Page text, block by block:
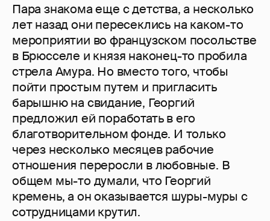
Пара знакома еще с детства, а несколько
лет назад они пересеклись на каком-то
мероприятии во французском посольстве
в Брюсселе и князя наконец-то пробила
стрела Амура. Но вместо того, чтобы
пойти простым путем и пригласить
барышню на свидание, Георгий
предложил ей поработать в его
благотворительном фонде. И только
через несколько месяцев рабочие
отношения переросли в любовные. В
общем мы-то думали, что Георгий
кремень, а он оказывается шуры-муры с
сотрудницами крутил.